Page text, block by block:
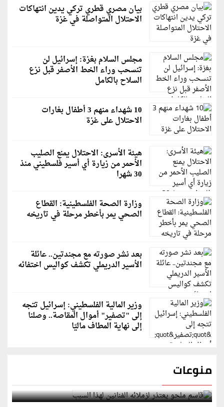
بيان مصري قطري تركي يدين انتهاكات
الاحتلال المتواصلة في غزة
مجلس السلام بغزة: إسرائيل لن
تنسحب وراء الخط الأصفر قبل نزع
السلاح بالكامل
10 شهداء منهم 3 أطفال بغارات
الاحتلال على غزة
هيئة الأسرى: الاحتلال يمنع الصليب
الأحمر من زيارة أي أسير فلسطيني منذ
30 شهرا
وزارة الصحة الفلسطينية: القطاع
الصحي يمر بأخطر مرحلة في تاريخه
بعد نشر صورته مع مجندتين.. عائلة
الأسير الدريملي تكشف كواليس اختفائه
وزير المالية الفلسطيني: إسرائيل تتجه
إلى "تصفير" أموال المقاصة.. وصلنا
إلى نهاية المطاف ماليًا
منوعات
قاسم ملحو يعتذر لزملائه الفنانين لهذا السبب